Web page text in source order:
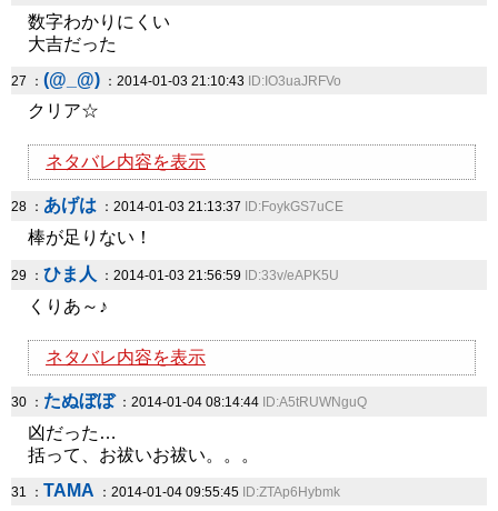
数字わかりにくい
大吉だった
27 ： (@_@) ：2014-01-03 21:10:43 ID:IO3uaJRFVo
クリア☆
ネタバレ内容を表示
28 ： あげは ：2014-01-03 21:13:37 ID:FoykGS7uCE
棒が足りない！
29 ： ひま人 ：2014-01-03 21:56:59 ID:33v/eAPK5U
くりあ～♪
ネタバレ内容を表示
30 ： たぬぼぼ ：2014-01-04 08:14:44 ID:A5tRUWNguQ
凶だった…
括って、お祓いお祓い。。。
31 ： TAMA ：2014-01-04 09:55:45 ID:ZTAp6Hybmk